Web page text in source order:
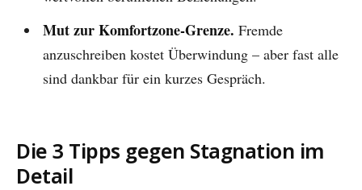
Mut zur Komfortzone-Grenze. Fremde
anzuschreiben kostet Überwindung – aber fast alle
sind dankbar für ein kurzes Gespräch.
Die 3 Tipps gegen Stagnation im
Detail